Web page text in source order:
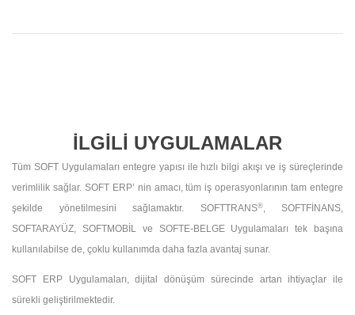
İLGİLİ UYGULAMALAR
Tüm SOFT Uygulamaları entegre yapısı ile hızlı bilgi akışı ve iş süreçlerinde
verimlilik sağlar. SOFT ERP’ nin amacı, tüm iş operasyonlarının tam entegre
şekilde yönetilmesini sağlamaktır. SOFTTRANS®, SOFTFİNANS,
SOFTARAYÜZ, SOFTMOBİL ve SOFTE-BELGE Uygulamaları tek başına
kullanılabilse de, çoklu kullanımda daha fazla avantaj sunar.
SOFT ERP Uygulamaları, dijital dönüşüm sürecinde artan ihtiyaçlar ile
sürekli geliştirilmektedir.